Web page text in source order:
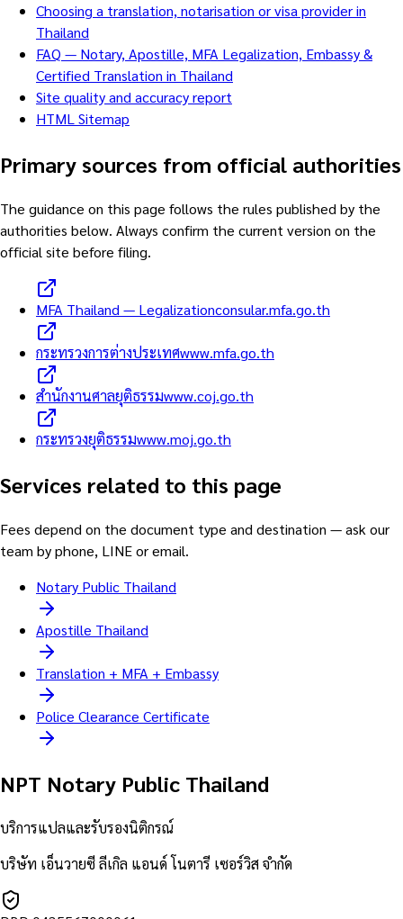
Choosing a translation, notarisation or visa provider in
Thailand
FAQ — Notary, Apostille, MFA Legalization, Embassy &
Certified Translation in Thailand
Site quality and accuracy report
HTML Sitemap
Primary sources from official authorities
The guidance on this page follows the rules published by the
authorities below. Always confirm the current version on the
official site before filing.
MFA Thailand — Legalizationconsular.mfa.go.th
กระทรวงการต่างประเทศwww.mfa.go.th
สำนักงานศาลยุติธรรมwww.coj.go.th
กระทรวงยุติธรรมwww.moj.go.th
Services related to this page
Fees depend on the document type and destination — ask our
team by phone, LINE or email.
Notary Public Thailand
Apostille Thailand
Translation + MFA + Embassy
Police Clearance Certificate
NPT Notary Public Thailand
บริการแปลและรับรองนิติกรณ์
บริษัท เอ็นวายซี ลีเกิล แอนด์ โนตารี เซอร์วิส จำกัด